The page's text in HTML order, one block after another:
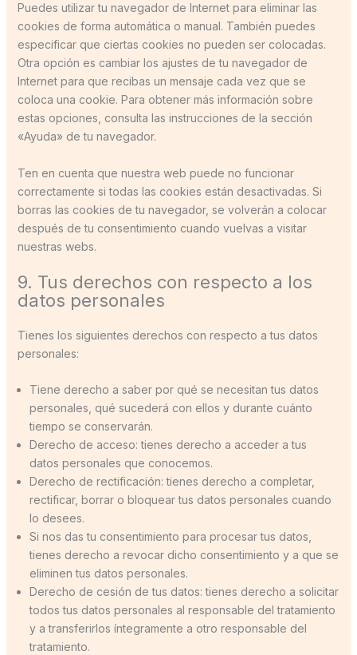
Puedes utilizar tu navegador de Internet para eliminar las
cookies de forma automática o manual. También puedes
especificar que ciertas cookies no pueden ser colocadas.
Otra opción es cambiar los ajustes de tu navegador de
Internet para que recibas un mensaje cada vez que se
coloca una cookie. Para obtener más información sobre
estas opciones, consulta las instrucciones de la sección
«Ayuda» de tu navegador.
Ten en cuenta que nuestra web puede no funcionar
correctamente si todas las cookies están desactivadas. Si
borras las cookies de tu navegador, se volverán a colocar
después de tu consentimiento cuando vuelvas a visitar
nuestras webs.
9. Tus derechos con respecto a los
datos personales
Tienes los siguientes derechos con respecto a tus datos
personales:
Tiene derecho a saber por qué se necesitan tus datos
personales, qué sucederá con ellos y durante cuánto
tiempo se conservarán.
Derecho de acceso: tienes derecho a acceder a tus
datos personales que conocemos.
Derecho de rectificación: tienes derecho a completar,
rectificar, borrar o bloquear tus datos personales cuando
lo desees.
Si nos das tu consentimiento para procesar tus datos,
tienes derecho a revocar dicho consentimiento y a que se
eliminen tus datos personales.
Derecho de cesión de tus datos: tienes derecho a solicitar
todos tus datos personales al responsable del tratamiento
y a transferirlos íntegramente a otro responsable del
tratamiento.